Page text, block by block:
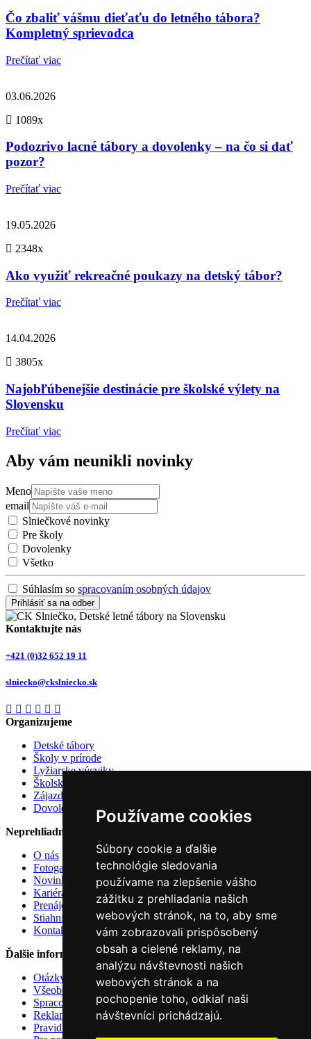
Používame cookies
Súbory cookie a ďalšie
technológie sledovania
používame na zlepšenie vášho
zážitku z prehliadania našich
webových stránok, na to, aby sme
vám zobrazovali prispôsobený
obsah a cielené reklamy, na
analýzu návštevnosti našich
webových stránok a na
pochopenie toho, odkiaľ naši
návštevníci prichádzajú.
Čo zbaliť vášmu dieťaťu do letného tábora?
Kompletný sprievodca
Prečítať viac
03.06.2026
1089x
Podozrivo lacné tábory a dovolenky – na čo si dať
pozor?
Prečítať viac
19.05.2026
2348x
Ako využiť rekreačné poukazy na detský tábor?
Prečítať viac
14.04.2026
3805x
Najobľúbenejšie destinácie pre školské výlety na
Slovensku
Prečítať viac
Aby vám neunikli novinky
Meno
email
Slniečkové novinky
Pre školy
Dovolenky
Všetko
Súhlasím so spracovaním osobných údajov
Prihlásiť sa na odber
Kontaktujte nás
+421 (0)32 652 19 11
slniecko@ckslniecko.sk
Organizujeme
Detské tábory
Školy v prírode
Lyžiarske výcviky
Školské výlety
Zájazdy a výlety
Dovolenky
Neprehliadnite
O nás
Fotogaléria
Novinky a články
Kariéra u nás
Prenájom atrakcií
Stiahnite si
Kontakt
Ďalšie informácie
Otázky a odpovede
Všeobecné zmluvné podmienky
Spracovanie osobných údajov
Reklamačný poriadok
Pravidlá používania cookies